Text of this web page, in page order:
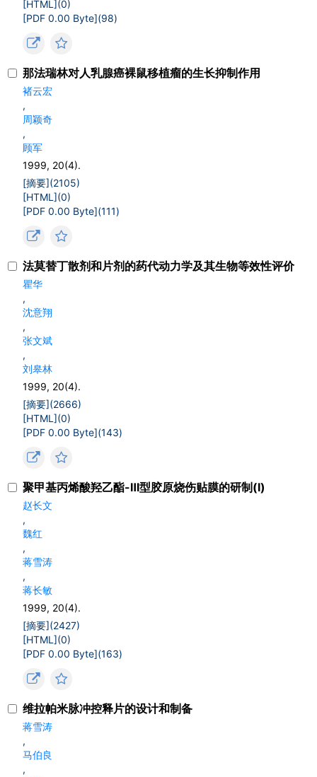
[HTML](0)
[PDF 0.00 Byte](98)
那法瑞林对人乳腺癌裸鼠移植瘤的生长抑制作用
褚云宏
,
周颖奇
,
顾军
1999, 20(4).
[摘要](2105)
[HTML](0)
[PDF 0.00 Byte](111)
法莫替丁散剂和片剂的药代动力学及其生物等效性评价
瞿华
,
沈意翔
,
张文斌
,
刘皋林
1999, 20(4).
[摘要](2666)
[HTML](0)
[PDF 0.00 Byte](143)
聚甲基丙烯酸羟乙酯-Ⅲ型胶原烧伤贴膜的研制(Ⅰ)
赵长文
,
魏红
,
蒋雪涛
,
蒋长敏
1999, 20(4).
[摘要](2427)
[HTML](0)
[PDF 0.00 Byte](163)
维拉帕米脉冲控释片的设计和制备
蒋雪涛
,
马伯良
,